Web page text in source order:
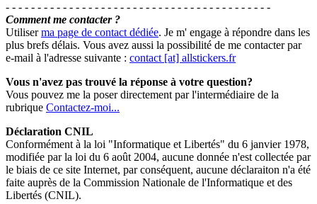
- - - - - - - - - - - - - - - - - - - - - - - - - - - - - - - - - - - - - - - - - -
Comment me contacter ?
Utiliserma page de contact dédiée. Je m' engage à répondre dans les
plus brefs délais. Vous avez aussi la possibilité de me contacter par
e-mail à l'adresse suivante : contact [at] allstickers.fr
Vous n'avez pas trouvé la réponse à votre question?
Vous pouvez me la poser directement par l'intermédiaire de la
rubrique Contactez-moi...
Déclaration CNIL
Conformément à la loi "Informatique et Libertés" du 6 janvier 1978,
modifiée par la loi du 6 août 2004, aucune donnée n'est collectée par
le biais de ce site Internet, par conséquent, aucune déclaraiton n'a été
faite auprès de la Commission Nationale de l'Informatique et des
Libertés (CNIL).